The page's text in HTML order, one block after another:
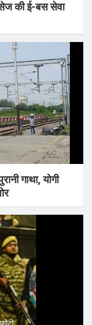
की ई-बस सेवा
गाथा, योगी